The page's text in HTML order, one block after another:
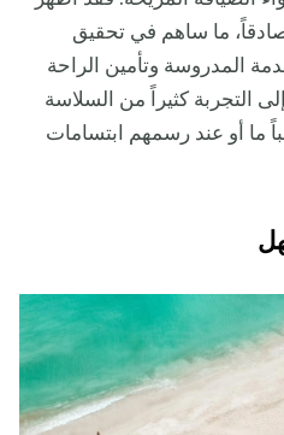
ما ساهم في تحقيق
المدروسة وتأمين الراحة
التجربة كثيراً من السلاسة
ما أو عند رسمهم ابتسامات